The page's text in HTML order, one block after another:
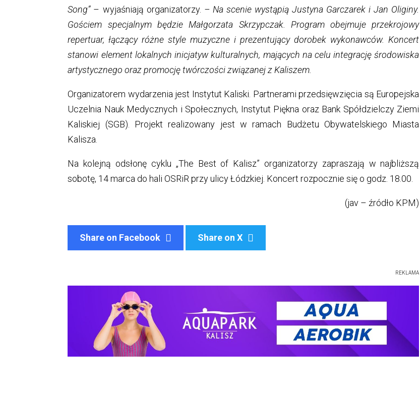
Song”– wyjaśniają organizatorzy. – Na scenie wystąpią Justyna Garczarek i Jan Oliginy.
Gościem specjalnym będzie Małgorzata Skrzypczak. Program obejmuje przekrojowy
repertuar, łączący różne style muzyczne i prezentujący dorobek wykonawców. Koncert
stanowi element lokalnych inicjatyw kulturalnych, mających na celu integrację środowiska
artystycznego oraz promocję twórczości związanej z Kaliszem.
Organizatorem wydarzenia jest Instytut Kaliski. Partnerami przedsięwzięcia są Europejska
Uczelnia Nauk Medycznych i Społecznych, Instytut Piękna oraz Bank Spółdzielczy Ziemi
Kaliskiej (SGB). Projekt realizowany jest w ramach Budżetu Obywatelskiego Miasta
Kalisza.
Na kolejną odsłonę cyklu „The Best of Kalisz” organizatorzy zapraszają w najbliższą
sobotę, 14 marca do hali OSRiR przy ulicy Łódzkiej. Koncert rozpocznie się o godz. 18.00.
(jav – źródło KPM)
Share on Facebook Share on X 
REKLAMA